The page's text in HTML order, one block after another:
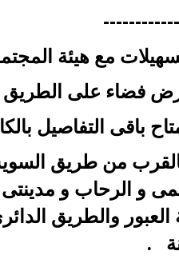
:
مع هيئة
فضاء على الطريق
التفاصيل
من طريق
و الرحاب و مدينتى
والطريق
.